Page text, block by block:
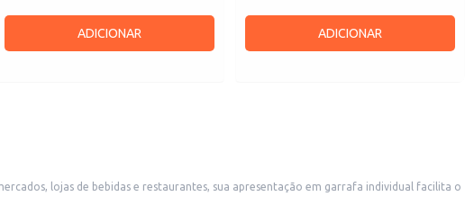
ADICIONAR ADICIONAR
lojas de bebidas e restaurantes, sua apresentação em garrafa individual facilita o